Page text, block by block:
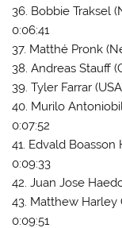
36. Bobbie Traksel
0:06:41
37. Matthé Pronk
38. Andreas Stauff
39. Tyler Farrar
40. Murilo
0:07:52
41. Edvald Boasson
0:09:33
42. Juan Jose
43. Matthew Harley
0:09:51